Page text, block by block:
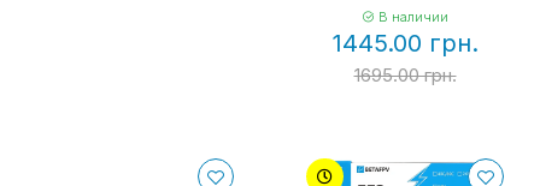
В наличии
1445.00 грн.
1695.00 грн.